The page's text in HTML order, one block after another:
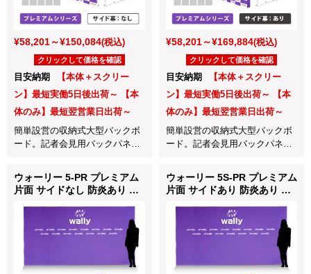
¥58,201～¥150,084(税込)
クリックして価格を確認
目安納期
【本体＋スクリー
ン】最短実働5日後出荷～ 【本
体のみ】最短翌営業日出荷～
簡単設営の収納式大型バックボ
ード。記者会見用バックパネル
¥58,201～¥169,884(税込)
クリックして価格を確認
目安納期
【本体＋スクリー
ン】最短実働5日後出荷～ 【本
体のみ】最短翌営業日出荷～
簡単設営の収納式大型バックボ
ード。記者会見用バックパネル
ウォーリー 5-PR プレミアム
片面 サイドなし 防炎あり つ
ウォーリー 5S-PR プレミアム
片面 サイドあり 防炎あり つ